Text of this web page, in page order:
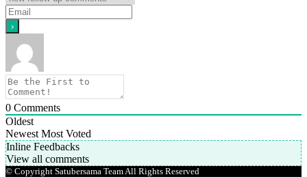
0 Comments
Oldest
Newest Most Voted
Inline Feedbacks
View all comments
© Copyright Satubersama Team All Rights Reserved